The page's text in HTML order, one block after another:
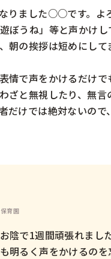
りました○○です。
うね」等と声かけし
朝の挨拶は短めにし
情で声をかけるだけで
ざと無視したり、無
育園
陰で1週間頑張れまし
明るく声をかけるの